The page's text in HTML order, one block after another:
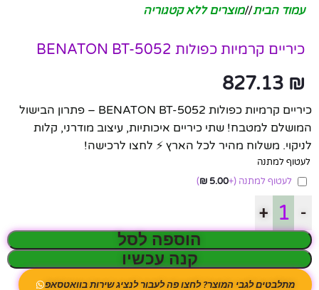
עמוד הבית/ מוצרים ללא קטגוריה
כיריים קרמיות כפולות BENATON BT-5052
827.13 ₪
כיריים קרמיות כפולות BENATON BT-5052 – פתרון הבישול
המושלם למטבח! שתי כיריים איכותיות, עיצוב מודרני, קלות
לניקוי. משלוח מהיר לכל הארץ ⚡ לחצו לרכישה!
לעטוף למתנה
לעטוף למתנה (+
5.00
₪
)
-
+
הוספה לסל
קנה עכשיו
מתלבטים לגבי המוצר? לחצו פה לעבור לנציג שירות בוואטסאפ